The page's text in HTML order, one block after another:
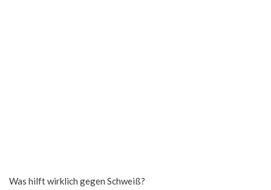
Was hilft wirklich gegen Schweiß?